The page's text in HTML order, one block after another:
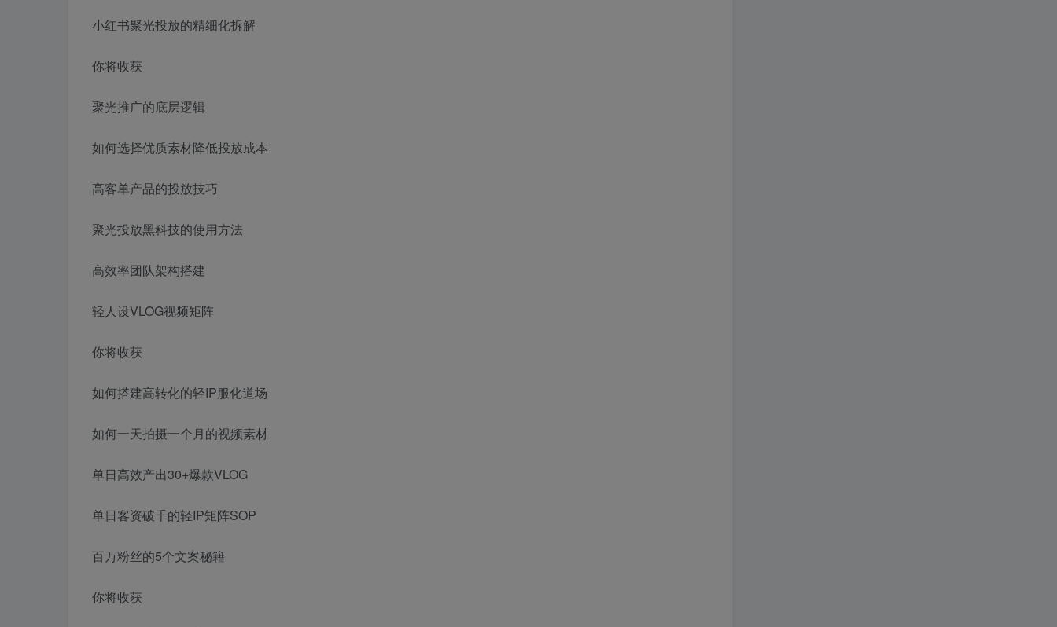
小红书聚光投放的精细化拆解
你将收获
聚光推广的底层逻辑
如何选择优质素材降低投放成本
高客单产品的投放技巧
聚光投放黑科技的使用方法
高效率团队架构搭建
轻人设VLOG视频矩阵
你将收获
如何搭建高转化的轻IP服化道场
如何一天拍摄一个月的视频素材
单日高效产出30+爆款VLOG
单日客资破千的轻IP矩阵SOP
百万粉丝的5个文案秘籍
你将收获